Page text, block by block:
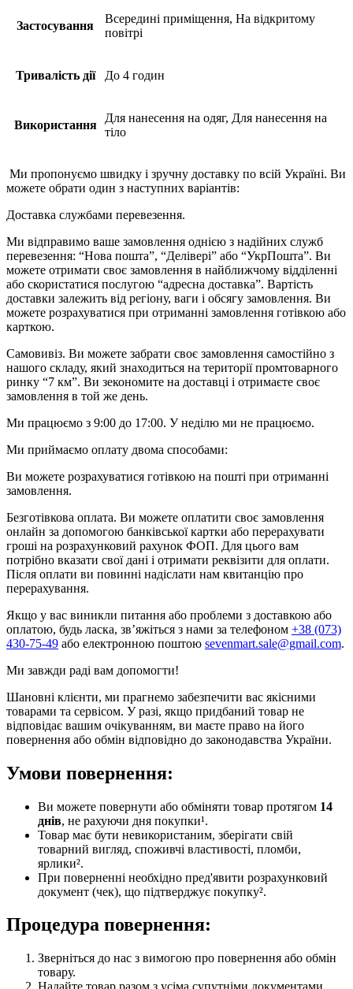
Застосування
Всередині приміщення, На відкритому
повітрі
Тривалість дії До 4 годин
Використання
Для нанесення на одяг, Для нанесення на
тіло
Ми пропонуємо швидку і зручну доставку по всій Україні. Ви
можете обрати один з наступних варіантів:
Доставка службами перевезення.
Ми відправимо ваше замовлення однією з надійних служб
перевезення: “Нова пошта”, “Делівері” або “УкрПошта”. Ви
можете отримати своє замовлення в найближчому відділенні
або скористатися послугою “адресна доставка”. Вартість
доставки залежить від регіону, ваги і обсягу замовлення. Ви
можете розрахуватися при отриманні замовлення готівкою або
карткою.
Самовивіз. Ви можете забрати своє замовлення самостійно з
нашого складу, який знаходиться на території промтоварного
ринку “7 км”. Ви зекономите на доставці і отримаєте своє
замовлення в той же день.
Ми працюємо з 9:00 до 17:00. У неділю ми не працюємо.
Ми приймаємо оплату двома способами:
Ви можете розрахуватися готівкою на пошті при отриманні
замовлення.
Безготівкова оплата. Ви можете оплатити своє замовлення
онлайн за допомогою банківської картки або перерахувати
гроші на розрахунковий рахунок ФОП. Для цього вам
потрібно вказати свої дані і отримати реквізити для оплати.
Після оплати ви повинні надіслати нам квитанцію про
перерахування.
Якщо у вас виникли питання або проблеми з доставкою або
оплатою, будь ласка, зв’яжіться з нами за телефоном +38 (073)
430-75-49 або електронною поштою sevenmart.sale@gmail.com.
Ми завжди раді вам допомогти!
Шановні клієнти, ми прагнемо забезпечити вас якісними
товарами та сервісом. У разі, якщо придбаний товар не
відповідає вашим очікуванням, ви маєте право на його
повернення або обмін відповідно до законодавства України.
Умови повернення:
Ви можете повернути або обміняти товар протягом 14
днів, не рахуючи дня покупки¹.
Товар має бути невикористаним, зберігати свій
товарний вигляд, споживчі властивості, пломби,
ярлики².
При поверненні необхідно пред'явити розрахунковий
документ (чек), що підтверджує покупку².
Процедура повернення:
Зверніться до нас з вимогою про повернення або обмін
товару.